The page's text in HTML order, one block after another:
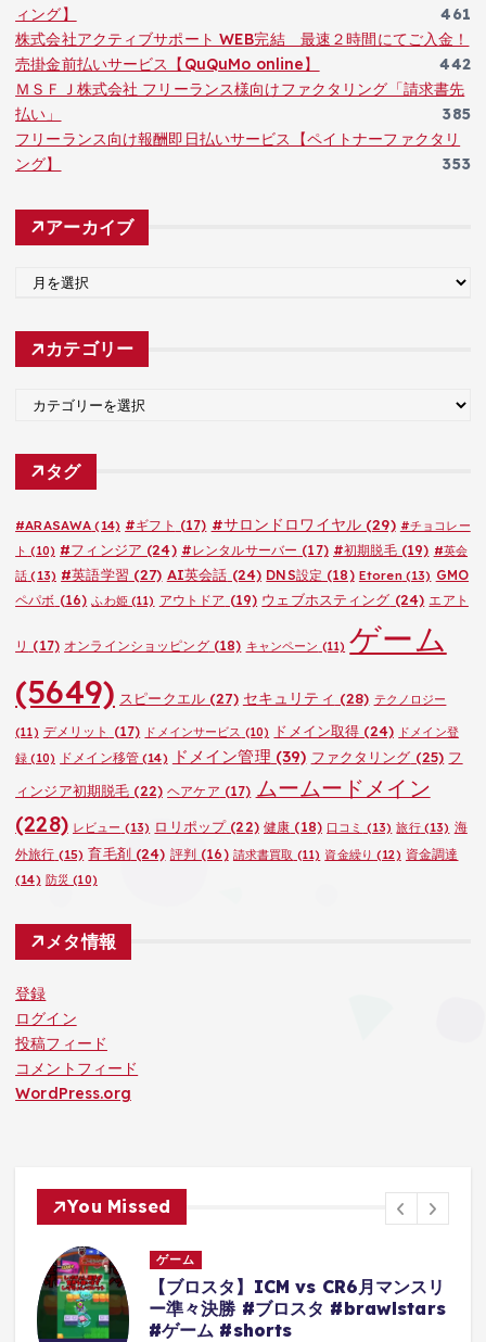
ィング】
461
株式会社アクティブサポート WEB完結 最速２時間にてご入金！
売掛金前払いサービス【QuQuMo online】
442
ＭＳＦＪ株式会社 フリーランス様向けファクタリング「請求書先
払い」
385
フリーランス向け報酬即日払いサービス【ペイトナーファクタリ
ング】
353
アーカイブ
カ
カテゴリー
ゴ
タグ
#ARASAWA (14) #ギフト (17) #サロンドロワイヤル(29) #チョコレー
ト (10) #フィンジア (24) #レンタルサーバー (17) #初期脱毛(19) #英会
話 (13) #英語学習 (27) AI英会話 (24) DNS設定 (18) Etoren(13) GMO
ペパボ (16) ふわ姫(11) アウトドア (19) ウェブホスティング (24) エアト
リ (17) オンラインショッピング(18) キャンペーン (11) ゲーム
(5649) スピークエル(27) セキュリティ (28) テクノロジー
(11) デメリット (17) ドメインサービス (10) ドメイン取得 (24) ドメイン登
録 (10) ドメイン移管(14) ドメイン管理 (39) ファクタリング (25) フ
ィンジア初期脱毛 (22) ヘアケア (17) ムームードメイン
(228) レビュー (13) ロリポップ(22) 健康 (18) 口コミ (13) 旅行(13) 海
外旅行 (15) 育毛剤(24) 評判 (16) 請求書買取 (11) 資金繰り (12) 資金調達
(14) 防災 (10)
メタ情報
登録
ログイン
投稿フィード
コメントフィード
WordPress.org
You Missed
ゲーム
【クレーンゲーム】超デカ箱
Grandistaのティーチは落とせる‼︎他
にもモンキーDルフィーやキルア・ナ